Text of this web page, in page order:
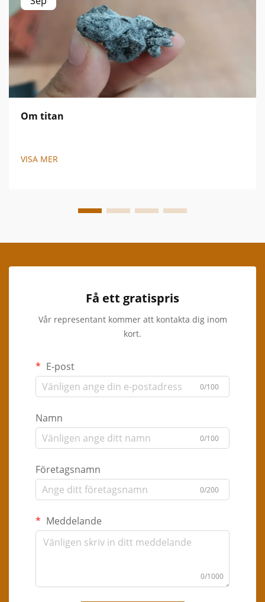
Om titan
VISA MER
Få ett gratispris
Vår representant kommer att kontakta dig inom
kort.
E-post
0/100
Namn
0/100
Företagsnamn
0/200
Meddelande
0/1000